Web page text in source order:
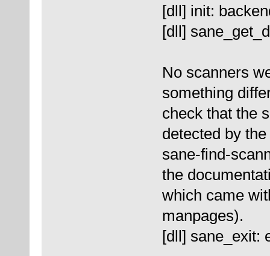
[dll] init:
[dll]
No scanners
something
check that the
detected by the
sane-find-
the
which came
manpages).
[dll] sane_exit: